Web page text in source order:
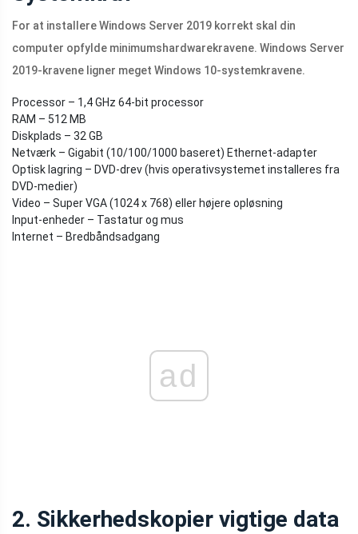
For at installere Windows Server 2019 korrekt skal din
computer opfylde minimumshardwarekravene. Windows Server
2019-kravene ligner meget Windows 10-systemkravene.
Processor – 1,4 GHz 64-bit processor
RAM – 512 MB
Diskplads – 32 GB
Netværk – Gigabit (10/100/1000 baseret) Ethernet-adapter
Optisk lagring – DVD-drev (hvis operativsystemet installeres fra
DVD-medier)
Video – Super VGA (1024 x 768) eller højere opløsning
Input-enheder – Tastatur og mus
Internet – Bredbåndsadgang
ad
2. Sikkerhedskopier vigtige data